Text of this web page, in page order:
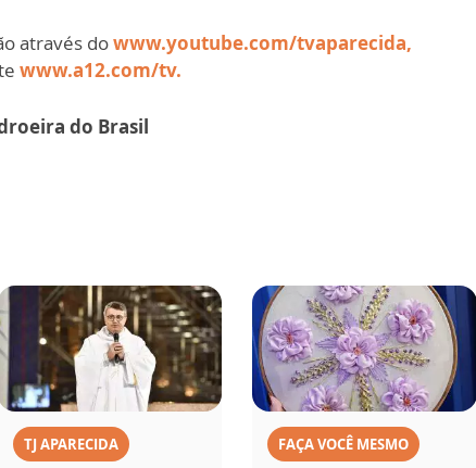
através dowww.youtube.com/tvaparecida,
www.a12.com/tv.
do Brasil
TJ APARECIDA FAÇA VOCÊ MESMO